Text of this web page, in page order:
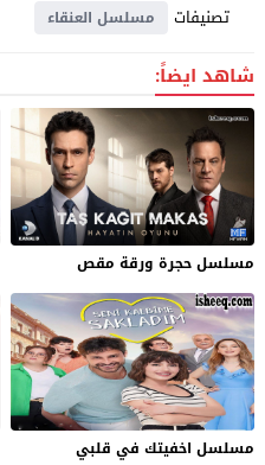
تصنيفات مسلسل العنقاء
شاهد ايضاً:
مسلسل حجرة ورقة مقص
مسلسل اخفيتك في قلبي